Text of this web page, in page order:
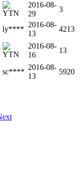
2016-08-
29
3
ly****
2016-08-
13
4213
2016-08-
16
13
sc****
2016-08-
13
5920